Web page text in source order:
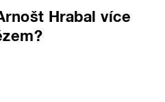
Hrabal více